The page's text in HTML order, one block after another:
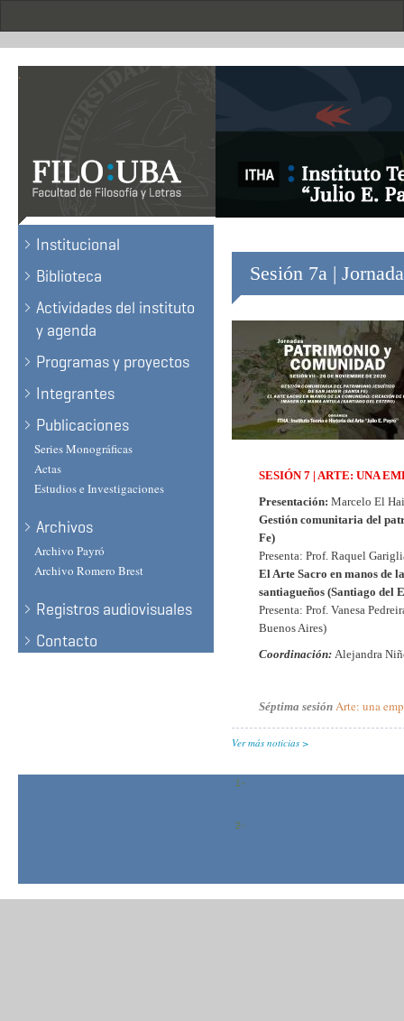
.
Institucional
Biblioteca
Actividades del instituto
y agenda
Programas y proyectos
Integrantes
Publicaciones
Series Monográficas
Actas
Estudios e Investigaciones
Archivos
Archivo Payró
Archivo Romero Brest
Registros audiovisuales
Contacto
Sesión 7a |
SESIÓN 7 | ARTE: UNA
Presentación: Marcelo El
Gestión comunitaria del
Fe)
Presenta: Prof. Raquel
El Arte Sacro en manos de
santiagueños (Santiago del
Presenta: Prof. Vanesa
Buenos Aires)
Coordinación: Alejandra
Séptima sesión Arte: una
Ver más noticias